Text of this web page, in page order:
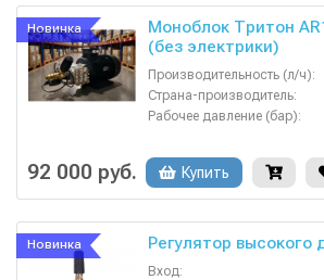
Новинка
Моноблок Тритон
(без электрики)
Производительность (л/ч):
Страна-производитель:
Рабочее давление (бар):
Электропитание (В):
92 000 руб. Купить
Новинка Регулятор высокого
Вход: